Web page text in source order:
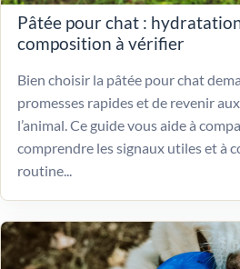
Pâtée pour chat :
composition à vérifier
Bien choisir la pâtée pour chat
promesses rapides et de revenir
l’animal. Ce guide vous aide à
comprendre les signaux utiles et à
routine...